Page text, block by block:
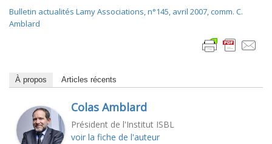
Bulletin actualités Lamy Associations, n°145, avril 2007, comm. C.
Amblard
À propos Articles récents
Colas Amblard
Président de l'Institut ISBL
voir la fiche de l'auteur